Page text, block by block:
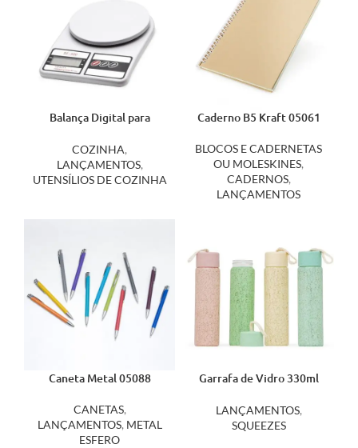
Balança Digital para
COZINHA,
LANÇAMENTOS,
UTENSÍLIOS DE COZINHA
Caderno B5 Kraft 05061
BLOCOS E CADERNETAS
OU MOLESKINES,
CADERNOS,
LANÇAMENTOS
Caneta Metal 05088
CANETAS,
LANÇAMENTOS, METAL
ESFERO
Garrafa de Vidro 330ml
LANÇAMENTOS,
SQUEEZES